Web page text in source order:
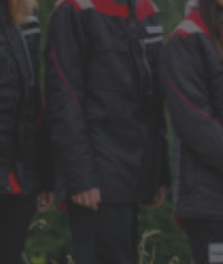
ging es für die
den voestalpine-
Donawitz
nach